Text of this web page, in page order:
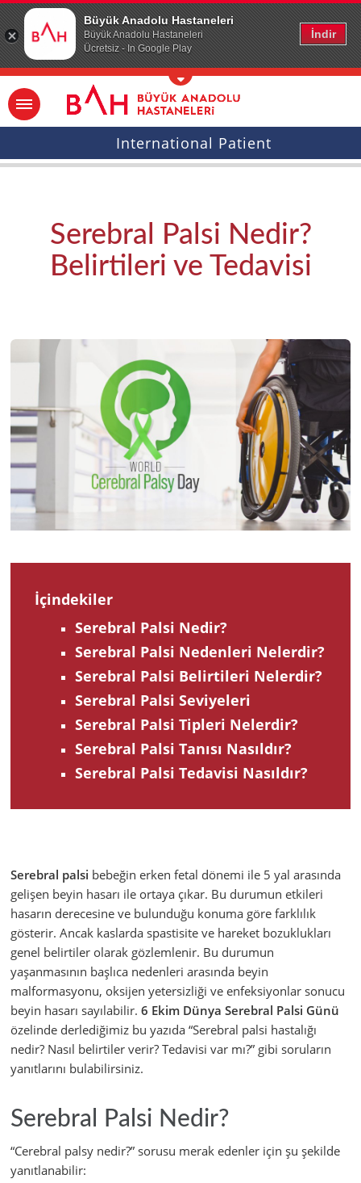
Büyük Anadolu Hastaneleri
Büyük Anadolu Hastaneleri
Ücretsiz - In Google Play
İndir
Ana icerige atla
International Patient
Serebral Palsi Nedir?
Belirtileri ve Tedavisi
2022
İçindekiler
Serebral Palsi Nedir?
Serebral Palsi Nedenleri Nelerdir?
Serebral Palsi Belirtileri Nelerdir?
Serebral Palsi Seviyeleri
Serebral Palsi Tipleri Nelerdir?
Serebral Palsi Tanısı Nasıldır?
Serebral Palsi Tedavisi Nasıldır?
Serebral palsi bebeğin erken fetal dönemi ile 5 yal arasında
gelişen beyin hasarı ile ortaya çıkar. Bu durumun etkileri
hasarın derecesine ve bulunduğu konuma göre farklılık
gösterir. Ancak kaslarda spastisite ve hareket bozuklukları
genel belirtiler olarak gözlemlenir. Bu durumun
yaşanmasının başlıca nedenleri arasında beyin
malformasyonu, oksijen yetersizliği ve enfeksiyonlar sonucu
beyin hasarı sayılabilir. 6 Ekim Dünya Serebral Palsi Günü
özelinde derlediğimiz bu yazıda “Serebral palsi hastalığı
nedir? Nasıl belirtiler verir? Tedavisi var mı?” gibi soruların
yanıtlarını bulabilirsiniz.
Serebral Palsi Nedir?
“Cerebral palsy nedir?” sorusu merak edenler için şu şekilde
yanıtlanabilir: